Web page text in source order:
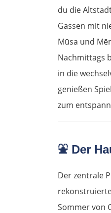
du die
Gassen mit
Mūsa und
Nachmittags
in die
genießen
zum
⛲ Der
Der zentrale
Sommer von